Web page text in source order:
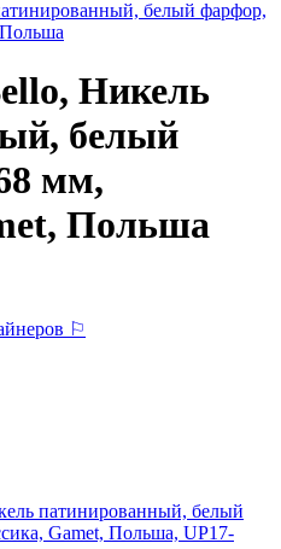
Никель
белый
мм,
Польша
⚐